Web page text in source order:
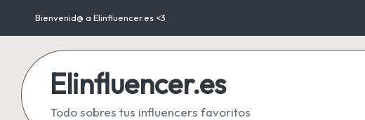
Saltar
contenido
Bienvenid@ a Elinfluencer.es <3
Elinfluencer.es
Todo sobres tus influencers favoritos